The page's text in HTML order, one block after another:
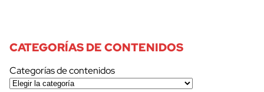
CATEGORÍAS DE CONTENIDOS
Categorías de contenidos